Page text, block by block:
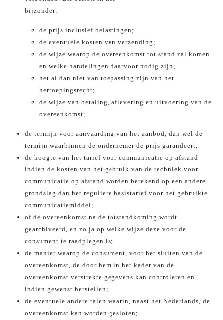
bijzonder:
de prijs inclusief belastingen;
de eventuele kosten van verzending;
de wijze waarop de overeenkomst tot stand zal komen
en welke handelingen daarvoor nodig zijn;
het al dan niet van toepassing zijn van het
herroepingsrecht;
de wijze van betaling, aflevering en uitvoering van de
overeenkomst;
de termijn voor aanvaarding van het aanbod, dan wel de
termijn waarbinnen de ondernemer de prijs garandeert;
de hoogte van het tarief voor communicatie op afstand
indien de kosten van het gebruik van de techniek voor
communicatie op afstand worden berekend op een andere
grondslag dan het reguliere basistarief voor het gebruikte
communicatiemiddel;
of de overeenkomst na de totstandkoming wordt
gearchiveerd, en zo ja op welke wijze deze voor de
consument te raadplegen is;
de manier waarop de consument, voor het sluiten van de
overeenkomst, de door hem in het kader van de
overeenkomst verstrekte gegevens kan controleren en
indien gewenst herstellen;
de eventuele andere talen waarin, naast het Nederlands, de
overeenkomst kan worden gesloten;